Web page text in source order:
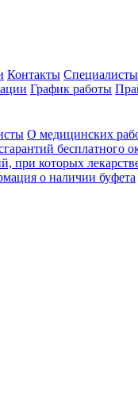
Контакты Специалисты
График работы
О медицинских
бесплатного
при которых
о наличии буфета